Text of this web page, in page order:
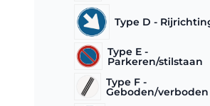
Type D -
Type E -
Parkeren/stilstaan
Type F -
Geboden/verboden